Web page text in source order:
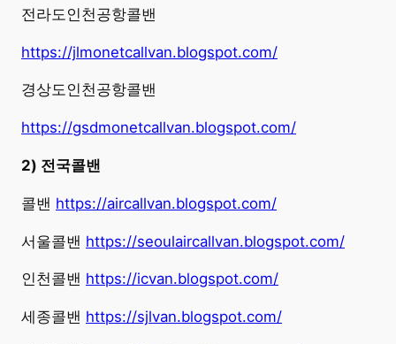
전라도인천공항콜밴
https://jlmonetcallvan.blogspot.com/
경상도인천공항콜밴
https://gsdmonetcallvan.blogspot.com/
2) 전국콜밴
콜밴 https://aircallvan.blogspot.com/
서울콜밴 https://seoulaircallvan.blogspot.com/
인천콜밴 https://icvan.blogspot.com/
세종콜밴 https://sjlvan.blogspot.com/